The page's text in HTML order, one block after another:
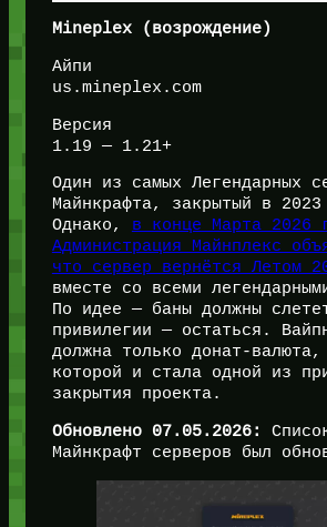
Mineplex (возрождение)
Айпи
us.mineplex.com
Версия
1.19 — 1.21+
Один из самых Легендарных
Майнкрафта, закрытый в
Однако, в конце Марта 2026
Администрация Майнплекс
что сервер вернётся Летом
вместе со всеми
По идее — баны должны
привилегии — остаться.
должна только донат-валюта,
которой и стала одной из
закрытия проекта.
Обновлено 07.05.2026:
Майнкрафт серверов был